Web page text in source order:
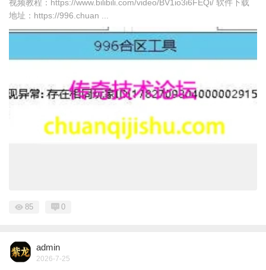
视频教程：https://www.bilibili.com/video/BV1io3i6FEQi/ 软件下载
地址：https://996.chuan ...
85 0
admin
2026-7-25